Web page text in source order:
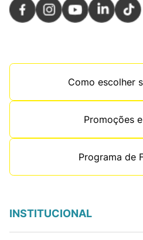
Como escolher
Promoções
Programa de
INSTITUCIONAL